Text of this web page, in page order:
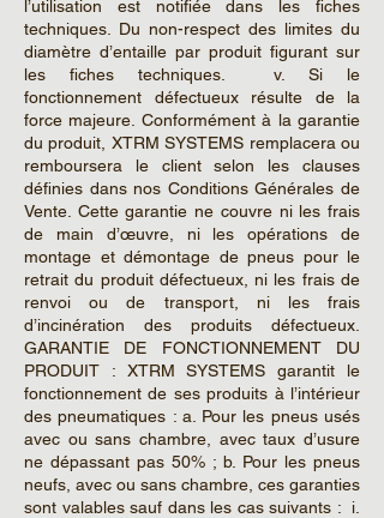
l’utilisation est notifiée dans les fiches
techniques. Du non-respect des limites du
diamètre d’entaille par produit figurant sur
les fiches techniques. v. Si le
fonctionnement défectueux résulte de la
force majeure. Conformément à la garantie
du produit, XTRM SYSTEMS remplacera ou
remboursera le client selon les clauses
définies dans nos Conditions Générales de
Vente. Cette garantie ne couvre ni les frais
de main d’œuvre, ni les opérations de
montage et démontage de pneus pour le
retrait du produit défectueux, ni les frais de
renvoi ou de transport, ni les frais
d’incinération des produits défectueux.
GARANTIE DE FONCTIONNEMENT DU
PRODUIT : XTRM SYSTEMS garantit le
fonctionnement de ses produits à l’intérieur
des pneumatiques : a. Pour les pneus usés
avec ou sans chambre, avec taux d’usure
ne dépassant pas 50% ; b. Pour les pneus
neufs, avec ou sans chambre, ces garanties
sont valables sauf dans les cas suivants : i.